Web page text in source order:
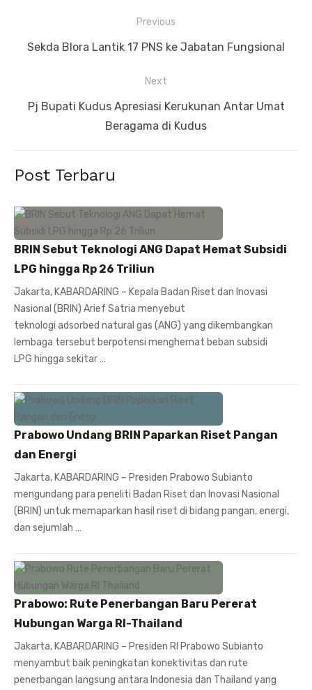
pos
Previous
Previous
Sekda Blora Lantik 17 PNS ke Jabatan Fungsional
Next
Next
Pj Bupati Kudus Apresiasi Kerukunan Antar Umat
Beragama di Kudus
Post Terbaru
BRIN Sebut Teknologi ANG Dapat Hemat Subsidi
LPG hingga Rp 26 Triliun
Jakarta, KABARDARING – Kepala Badan Riset dan Inovasi
Nasional (BRIN) Arief Satria menyebut
teknologi adsorbed natural gas (ANG) yang dikembangkan
lembaga tersebut berpotensi menghemat beban subsidi
LPG hingga sekitar …
Prabowo Undang BRIN Paparkan Riset Pangan
dan Energi
Jakarta, KABARDARING – Presiden Prabowo Subianto
mengundang para peneliti Badan Riset dan Inovasi Nasional
(BRIN) untuk memaparkan hasil riset di bidang pangan, energi,
dan sejumlah …
Prabowo: Rute Penerbangan Baru Pererat
Hubungan Warga RI-Thailand
Jakarta, KABARDARING – Presiden RI Prabowo Subianto
menyambut baik peningkatan konektivitas dan rute
penerbangan langsung antara Indonesia dan Thailand yang